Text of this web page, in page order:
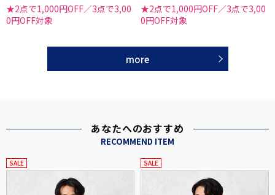
★2点で1,000円OFF／3点で3,00
0円OFF対象
★2点で1,000円OFF／3点で3,00
0円OFF対象
more
あなたへのおすすめ
RECOMMEND ITEM
SALE SALE